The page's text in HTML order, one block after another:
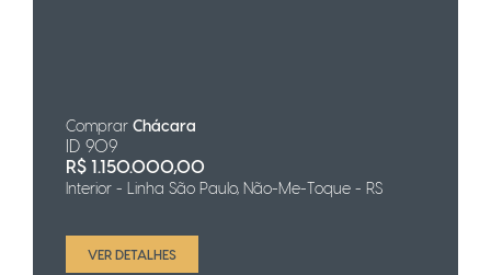
Comprar Chácara
ID 909
R$ 1.150.000,00
Interior - Linha São Paulo, Não-Me-Toque - RS
VER DETALHES